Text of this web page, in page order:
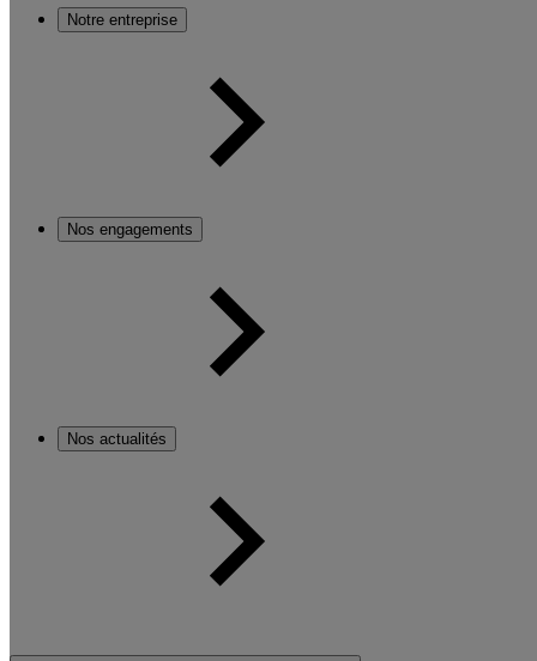
Notre entreprise
Nos engagements
Nos actualités